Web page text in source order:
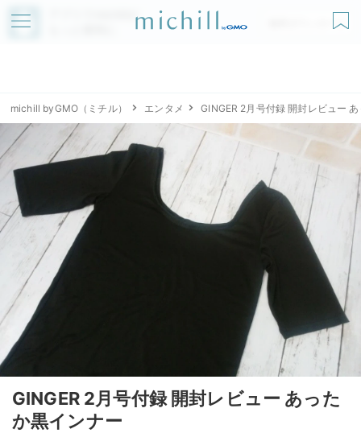
アプリでmichillが
無料ダウンロード
michill byGMO（ミチル） エンタメ GINGER 2月号付録 開封レビュー
GINGER 2月号付録 開封レビュー あった
か黒インナー